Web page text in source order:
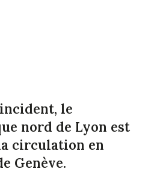
le
nord de Lyon est
circulation en
Genève.